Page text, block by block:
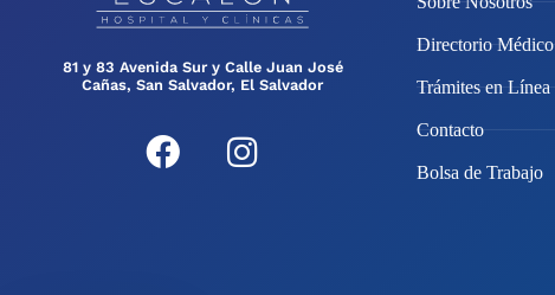
81 y 83 Avenida Sur y Calle Juan José
Cañas, San Salvador, El Salvador
Directorio Médico
Trámites en Línea
Contacto
Bolsa de Trabajo